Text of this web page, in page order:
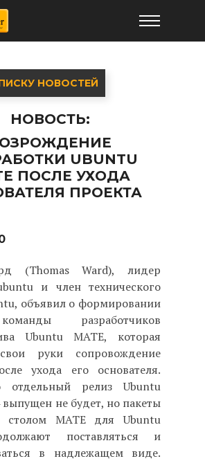
НОВОСТЕЙ
НОВОСТЬ:
UBUNTU
ПОСЛЕ УХОДА
ПРОЕКТА
(Thomas Ward), лидер
и член технического
объявил о формировании
разработчиков
Ubuntu MATE, которая
руки сопровождение
ухода его основателя.
отдельный релиз Ubuntu
выпущен не будет, но пакеты
столом MATE для Ubuntu
поставляться и
в надлежащем виде.